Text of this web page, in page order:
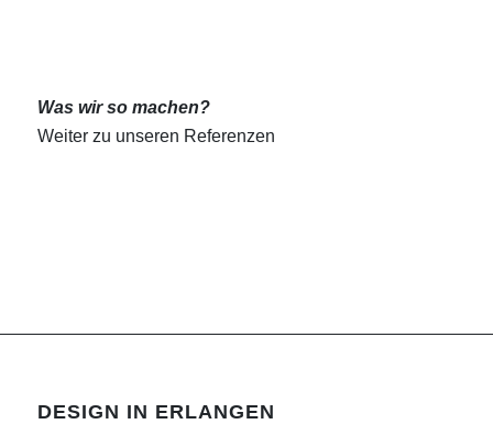
Was wir so machen?
Weiter zu unseren Referenzen
DESIGN IN ERLANGEN